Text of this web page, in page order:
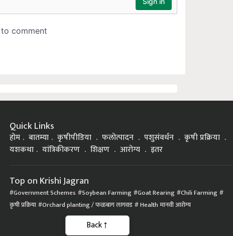
Quick Links
होम बातम्या कृषीपीडिया फलोत्पादन पशुसंवर्धन
कृषी प्रक्रिया
यशकथा
यांत्रिकीकरण शिक्षण आरोग्य इतर
Top on Krishi Jagran
Government Schemes Soybean Farming Goat Rearing
Chili Farming
कृषी प्रक्रिया
Orchard planting / फळबाग लागवड Health मानवी आरोग्य
Back